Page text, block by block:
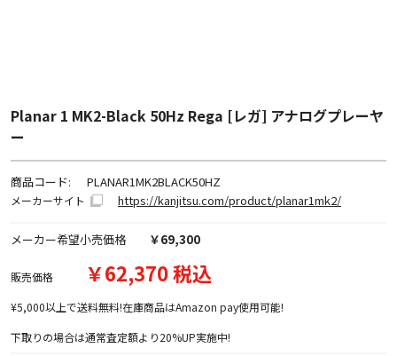
Planar 1 MK2-Black 50Hz Rega [レガ] アナログプレーヤ
ー
商品コード: PLANAR1MK2BLACK50HZ
メーカーサイト https://kanjitsu.com/product/planar1mk2/
メーカー希望小売価格 ￥69,300
販売価格 ￥62,370 税込
¥5,000以上で送料無料!在庫商品はAmazon pay使用可能!
下取りの場合は通常査定額より20%UP実施中!